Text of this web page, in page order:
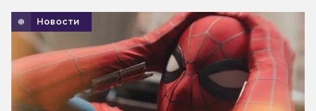
Новости